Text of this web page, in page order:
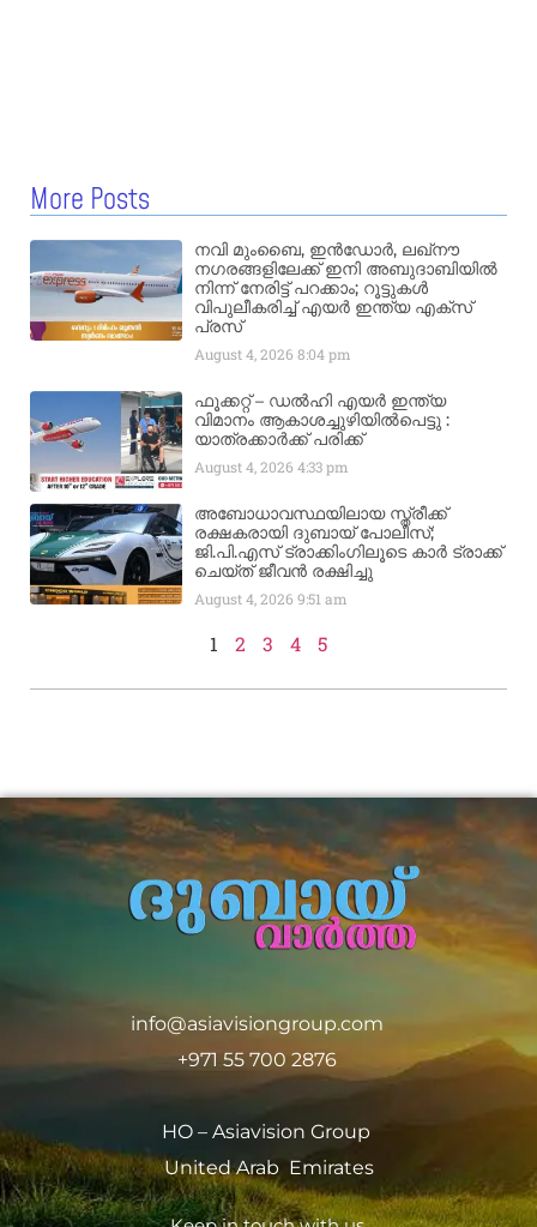
More Posts
നവി മുംബൈ, ഇൻഡോർ, ലഖ്നൗ
നഗരങ്ങളിലേക്ക് ഇനി അബുദാബിയിൽ
നിന്ന് നേരിട്ട് പറക്കാം; റൂട്ടുകൾ
വിപുലീകരിച്ച് എയർ ഇന്ത്യ എക്സ്
പ്രസ്
August 4, 20268:04 pm
ഫൂക്കറ്റ് – ഡൽഹി എയര്‍ ഇന്ത്യ
വിമാനം ആകാശച്ചുഴിയില്‍പെട്ടു :
യാത്രക്കാര്‍ക്ക് പരിക്ക്
August 4, 20264:33 pm
അബോധാവസ്ഥയിലായ സ്ത്രീക്ക്
രക്ഷകരായി ദുബായ് പോലീസ്;
ജി.പി.എസ് ട്രാക്കിംഗിലൂടെ കാർ ട്രാക്ക്
ചെയ്ത് ജീവൻ രക്ഷിച്ചു
August 4, 20269:51 am
1 2 3 4 5
info@asiavisiongroup.com
+971 55 700 2876
HO – Asiavision Group
United Arab Emirates